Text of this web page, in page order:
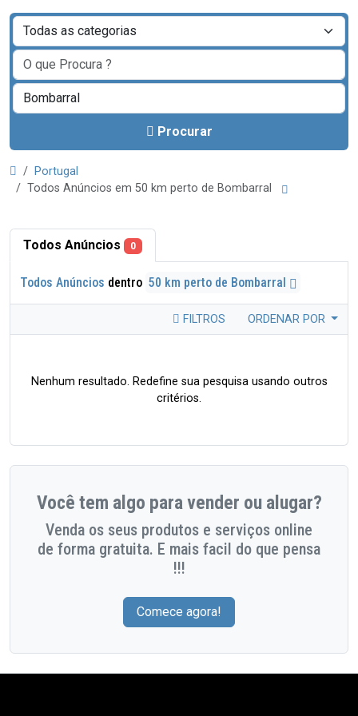
Procurar
Portugal
Todos Anúncios em 50 km perto de Bombarral
Todos Anúncios 0
Todos Anúncios dentro 50 km perto de Bombarral
FILTROS ORDENAR POR
Nenhum resultado. Redefine sua pesquisa usando outros
critérios.
Você tem algo para vender ou alugar?
Venda os seus produtos e serviços online
de forma gratuita. E mais facil do que pensa
!!!
Comece agora!